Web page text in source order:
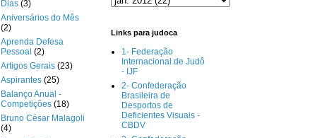
Dias (3)
Aniversários do Mês
(2)
Aprenda Defesa
Pessoal (2)
Artigos Gerais (23)
Aspirantes (25)
Balanço Anual -
Competições (18)
Bruno César Malagoli
(4)
Links para judoca
1- Federação
Internacional de Judô
- IJF
2- Confederação
Brasileira de
Desportos de
Deficientes Visuais -
CBDV